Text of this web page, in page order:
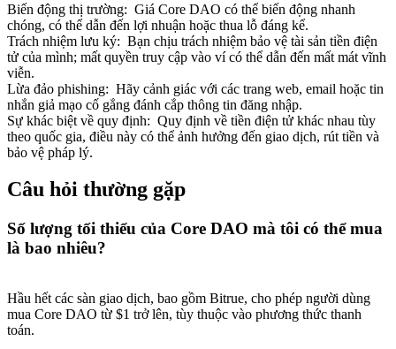
Biến động thị trường: Giá Core DAO có thể biến động nhanh
chóng, có thể dẫn đến lợi nhuận hoặc thua lỗ đáng kể.
Trách nhiệm lưu ký: Bạn chịu trách nhiệm bảo vệ tài sản tiền điện
tử của mình; mất quyền truy cập vào ví có thể dẫn đến mất mát vĩnh
viễn.
Lừa đảo phishing: Hãy cảnh giác với các trang web, email hoặc tin
nhắn giả mạo cố gắng đánh cắp thông tin đăng nhập.
Sự khác biệt về quy định: Quy định về tiền điện tử khác nhau tùy
theo quốc gia, điều này có thể ảnh hưởng đến giao dịch, rút tiền và
bảo vệ pháp lý.
Câu hỏi thường gặp
Số lượng tối thiểu của Core DAO mà tôi có thể mua
là bao nhiêu?
Hầu hết các sàn giao dịch, bao gồm Bitrue, cho phép người dùng
mua Core DAO từ $1 trở lên, tùy thuộc vào phương thức thanh
toán.